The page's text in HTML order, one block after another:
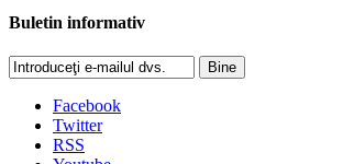
Buletin informativ
Bine
Facebook
Twitter
RSS